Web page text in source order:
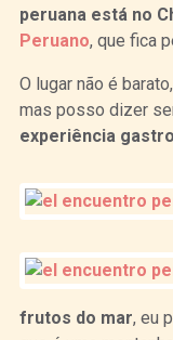
peruana está no
Peruano, que fica
O lugar não é
mas posso dizer
experiência
frutos do mar, eu